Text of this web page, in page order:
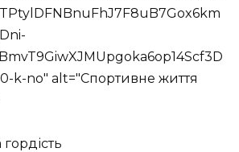
k-no" alt="Спортивне життя